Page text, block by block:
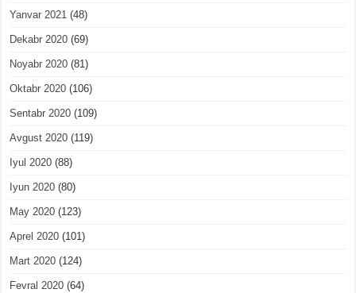
Yanvar 2021 (48)
Dekabr 2020 (69)
Noyabr 2020 (81)
Oktabr 2020 (106)
Sentabr 2020 (109)
Avgust 2020 (119)
Iyul 2020 (88)
Iyun 2020 (80)
May 2020 (123)
Aprel 2020 (101)
Mart 2020 (124)
Fevral 2020 (64)